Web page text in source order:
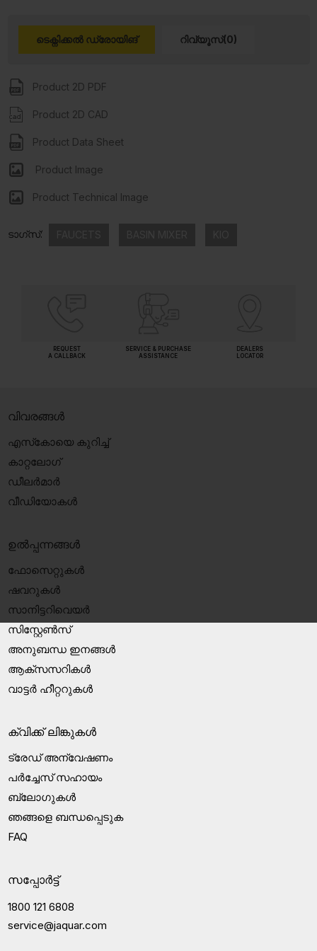
ടെക്നിക്കൽ ഡ്രോയിങ് റിവ്യൂസ്(0)
Product 2D PDF
Product 2D CAD
Product Data Sheet
Product Image
Product Technical Image
ടാഗ്സ്:
REQUEST
A CALLBACK
SERVICE & PURCHASE
ASSISTANCE
DEALERS
LOCATOR
വിവരങ്ങൾ
എസ്‍കോയെ കുറിച്ച്
കാറ്റലോഗ്
ഡീലർമാർ
വീഡിയോകൾ
ഉൽപ്പന്നങ്ങൾ
ഫോസെറ്റുകൾ
ഷവറുകൾ
സാനിട്ടറിവെയർ
സിസ്റ്റേൺസ്
അനുബന്ധ ഇനങ്ങൾ
ആക്‌സസറികൾ
വാട്ടർ ഹീറ്ററുകൾ
ക്വിക്ക് ലിങ്കുകൾ
ട്രേഡ് അന്വേഷണം
പർച്ചേസ് സഹായം
ബ്ലോഗുകൾ
ഞങ്ങളെ ബന്ധപ്പെടുക
FAQ
സപ്പോർട്ട്
1800 121 6808
service@jaquar.com